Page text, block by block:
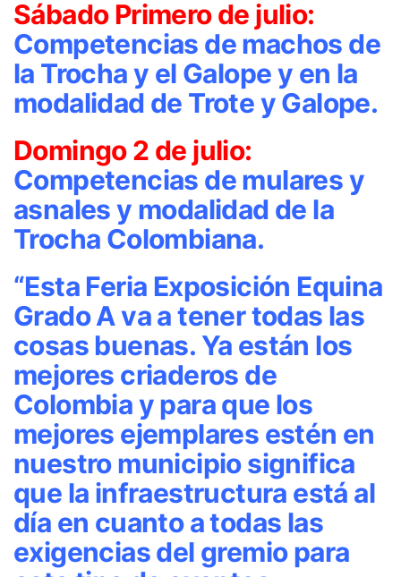
Sábado Primero de julio:
Competencias de machos de
la Trocha y el Galope y en la
modalidad de Trote y Galope.
Domingo 2 de julio:
Competencias de mulares y
asnales y modalidad de la
Trocha Colombiana.
“Esta Feria Exposición Equina
Grado A va a tener todas las
cosas buenas. Ya están los
mejores criaderos de
Colombia y para que los
mejores ejemplares estén en
nuestro municipio significa
que la infraestructura está al
día en cuanto a todas las
exigencias del gremio para